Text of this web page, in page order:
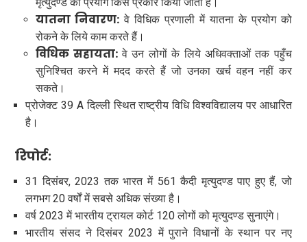
यातना निवारण: वे विधिक प्रणाली में यातना के प्रयोग को
रोकने के लिये काम करते हैं।
विधिक सहायता:वे उन लोगों के लिये अधिवक्ताओं तक पहुँच
सुनिश्चित करने में मदद करते हैं जो उनका खर्च वहन नहीं कर
सकते।
प्रोजेक्ट 39 A दिल्ली स्थित राष्ट्रीय विधि विश्वविद्यालय पर आधारित
है।
रिपोर्ट:
31 दिसंबर, 2023 तक भारत में 561 कैदी मृत्युदण्ड पाए हुए हैं, जो
लगभग 20 वर्षों में सबसे अधिक संख्या है।
वर्ष 2023 में भारतीय ट्रायल कोर्ट 120 लोगों को मृत्युदण्ड सुनाएंगे।
भारतीय संसद ने दिसंबर 2023 में पुराने विधानों के स्थान पर नए